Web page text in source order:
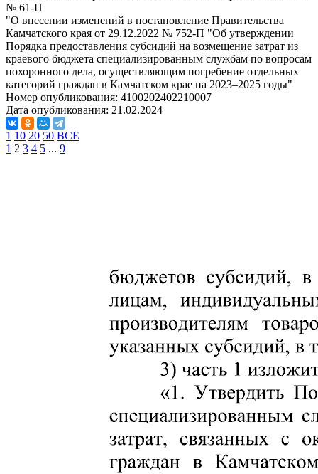
№ 61-П
"О внесении изменений в постановление Правительства
Камчатского края от 29.12.2022 № 752-П "Об утверждении
Порядка предоставления субсидий на возмещение затрат из
краевого бюджета специализированным службам по вопросам
похоронного дела, осуществляющим погребение отдельных
категорий граждан в Камчатском крае на 2023–2025 годы"
Номер опубликования: 4100202402210007
Дата опубликования: 21.02.2024
1 10 20 50 ВСЕ
1 2 3 4 5 ... 9